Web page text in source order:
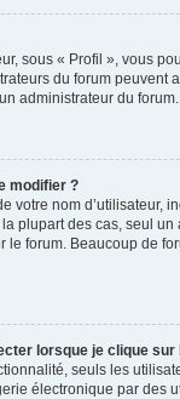
sous « Profil », vous
du forum
administrateur du forum.
modifier ?
votre nom
plupart des cas, seul
le forum. Beaucoup de
lorsque je clique
seuls les
électronique par des